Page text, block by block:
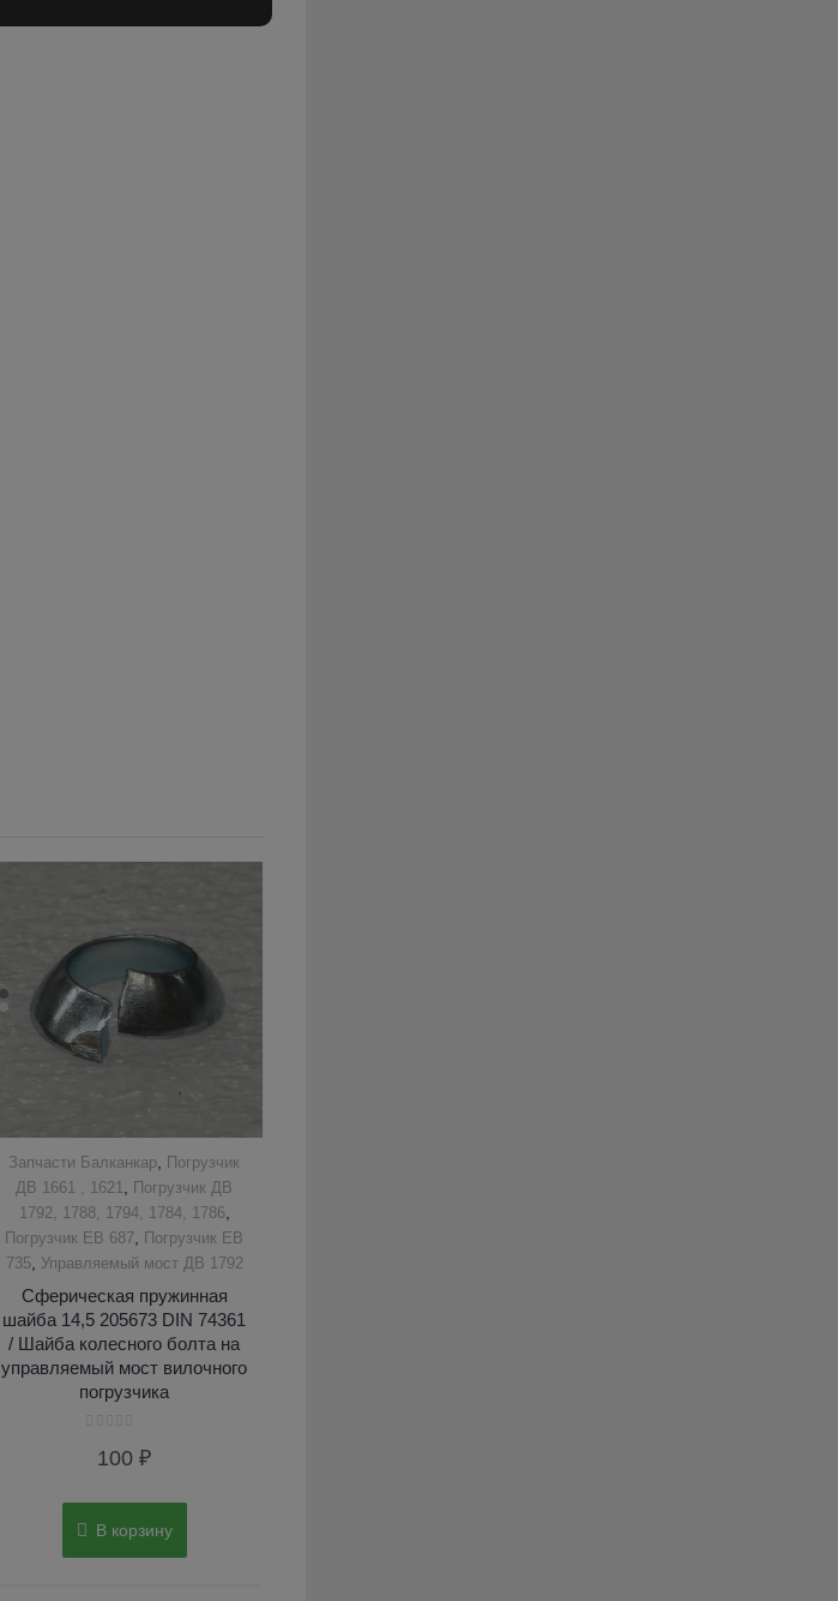
Запчасти Балканкар Погрузчик
ДВ 1661 , 1621
Погрузчик ДВ
1792, 1788, 1794, 1784, 1786,
Погрузчик ЕВ 687 Погрузчик ЕВ
735, Управляемый мост ДВ 1792
Сферическая пружинная
шайба 14,5 205673 DIN 74361
/ Шайба колесного болта на
управляемый мост вилочного
погрузчика
100₽
В корзину